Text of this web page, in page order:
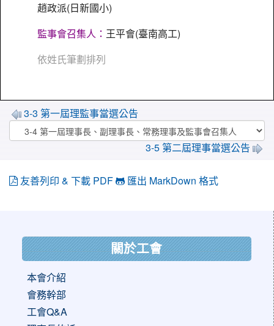
趙政派(日新國小)
監事會召集人： 王平會(臺南高工)
依姓氏筆劃排列
3-3 第一屆理監事當選公告
3-5 第二屆理事當選公告
友善列印 & 下載 PDF 匯出 MarkDown 格式
關於工會
本會介紹
會務幹部
工會Q&A